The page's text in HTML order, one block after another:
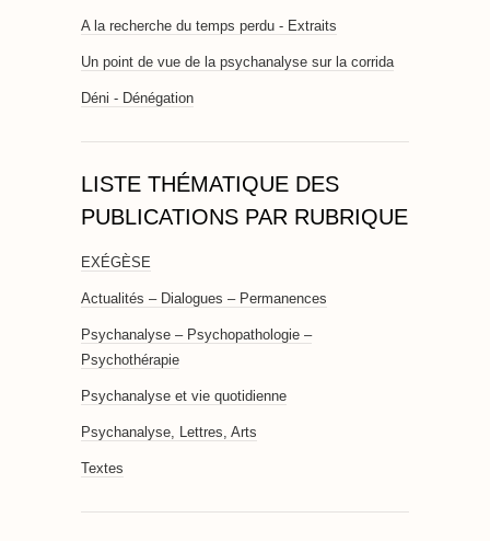
A la recherche du temps perdu - Extraits
Un point de vue de la psychanalyse sur la corrida
Déni - Dénégation
LISTE THÉMATIQUE DES
PUBLICATIONS PAR RUBRIQUE
EXÉGÈSE
Actualités – Dialogues – Permanences
Psychanalyse – Psychopathologie –
Psychothérapie
Psychanalyse et vie quotidienne
Psychanalyse, Lettres, Arts
Textes